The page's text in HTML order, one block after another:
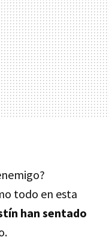
todo en esta
han sentado